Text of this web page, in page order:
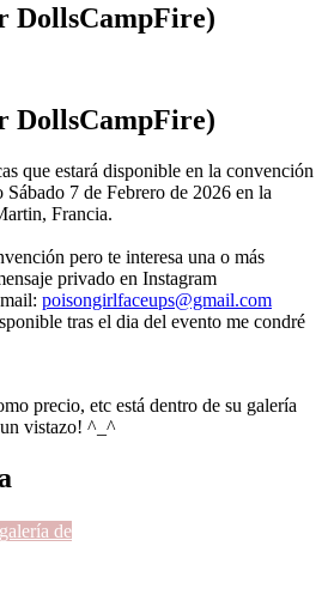
DollsCampFire)
DollsCampFire)
que estará disponible en la convención
7 de Febrero de 2026 en la
Francia.
pero te interesa una o más
privado en Instagram
poisongirlfaceups@gmail.com
tras el dia del evento me condré
precio, etc está dentro de su galería
vistazo! ^_^
de